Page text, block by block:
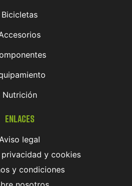
Bicicletas
Nutrición
Enlaces
Aviso legal
y cookies
y condiciones